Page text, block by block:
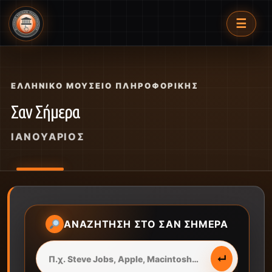
☰
ΕΛΛΗΝΙΚΌ ΜΟΥΣΕΊΟ ΠΛΗΡΟΦΟΡΙΚΉΣ
Σαν Σήμερα
ΙΑΝΟΥΆΡΙΟΣ
ΑΝΑΖΉΤΗΣΗ ΣΤΟ ΣΑΝ ΣΉΜΕΡΑ
↵